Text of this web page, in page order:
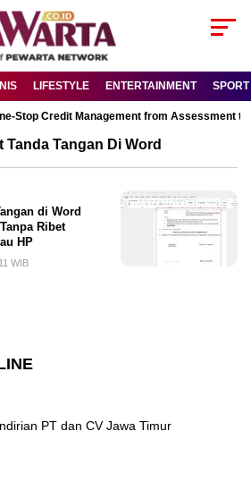
LIFESTYLE ENTERTAINMENT SPORT
Stop Credit Management from Assessment
Tanda Tangan Di Word
di Word
Ribet
HP
WIB
PT dan CV Jawa Timur